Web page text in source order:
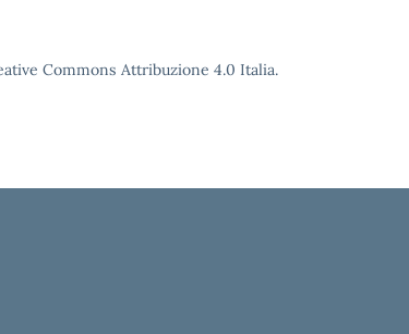
Commons Attribuzione 4.0 Italia.